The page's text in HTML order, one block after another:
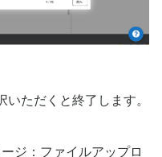
ただくと終了します。
ジ：ファイルアップロ